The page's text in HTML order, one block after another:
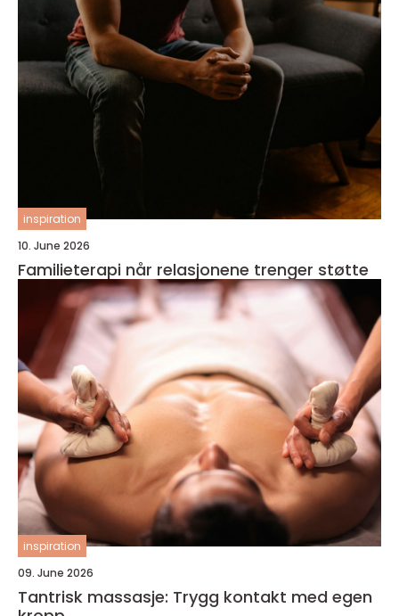
inspiration
10. June 2026
Familieterapi når relasjonene trenger støtte
inspiration
09. June 2026
Tantrisk massasje: Trygg kontakt med egen